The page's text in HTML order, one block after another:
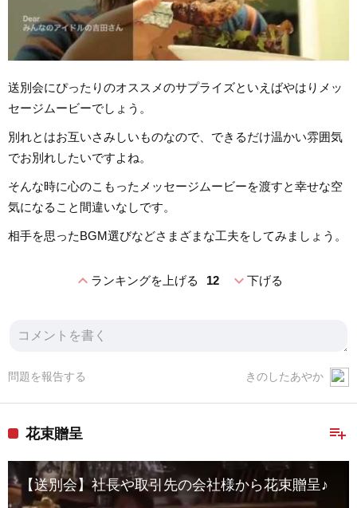
送別会にぴったりのオススメのサプライズといえばやはりメッ
セージムービーでしょう。
別れとはお互いさみしいものなので、できるだけ温かい雰囲気
でお別れしたいですよね。
そんな時に心のこもったメッセージムービーを渡すと幸せな空
気になること間違いなしです。
相手を思ったBGM選びなどさまざまな工夫をしてみましょう。
expand_lessランキングを上げる 12 expand_more下げる
きのしたあやか
問題を報告する
playlist_add
花束贈呈
【送別会】社長や取引先の会社様から花束贈呈♪